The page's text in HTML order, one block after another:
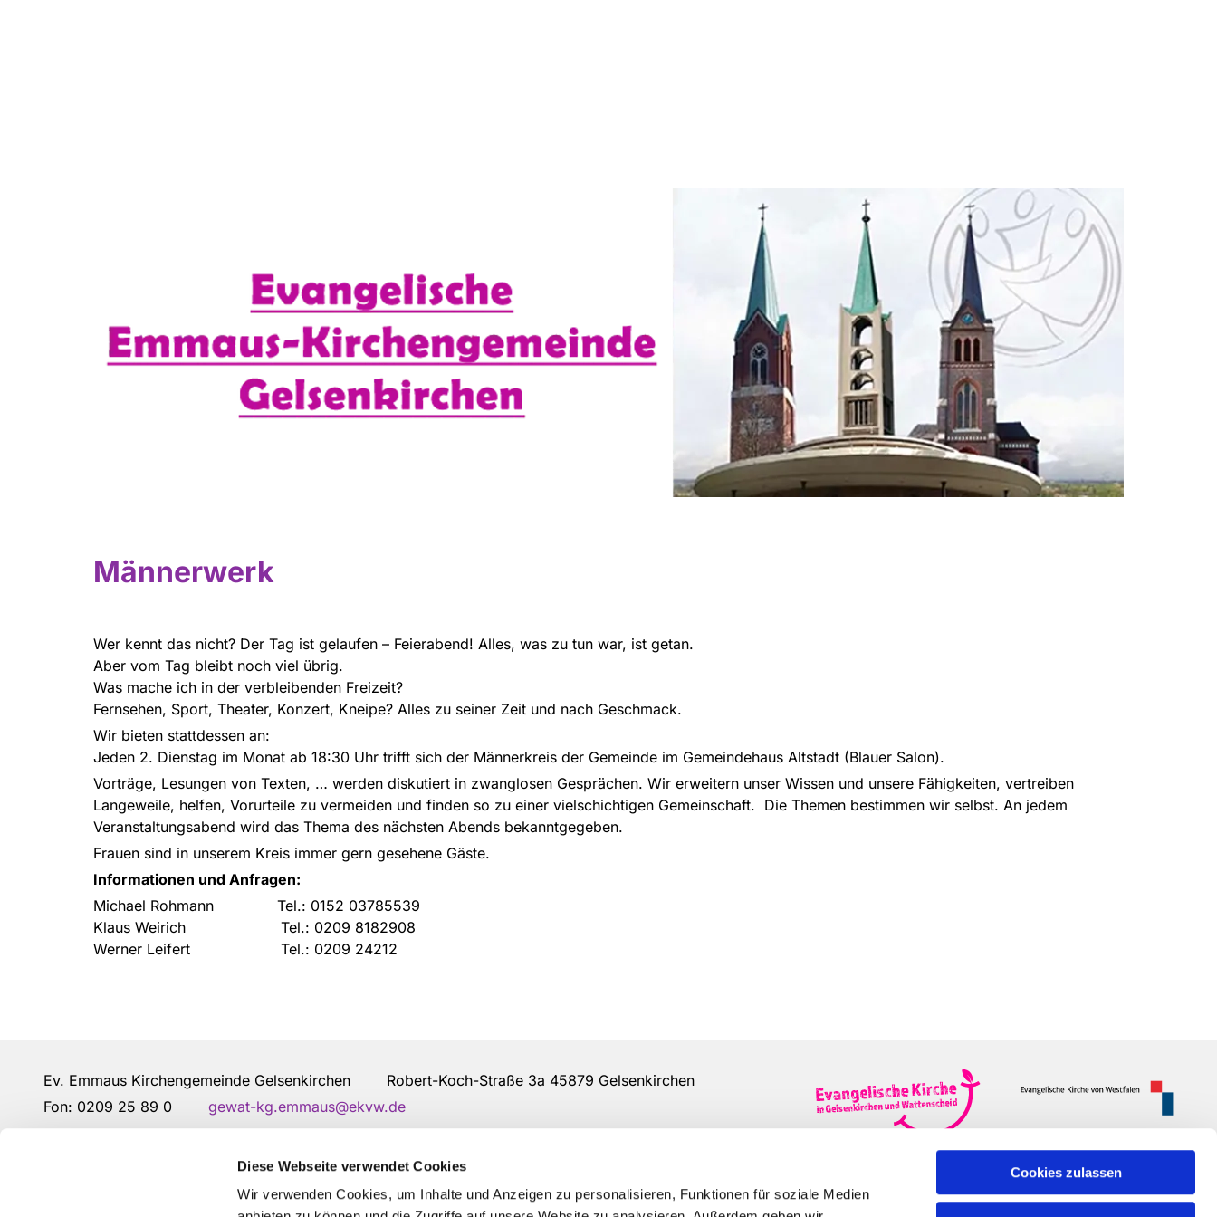
Diese Webseite verwendet Cookies
Wir verwenden Cookies, um Inhalte und Anzeigen zu personalisieren, Funktionen für soziale Medien
Cookies zulassen
Männerwerk
Wer kennt das nicht? Der Tag ist gelaufen – Feierabend! Alles, was zu tun war, ist getan.
Aber vom Tag bleibt noch viel übrig.
Was mache ich in der verbleibenden Freizeit?
Fernsehen, Sport, Theater, Konzert, Kneipe? Alles zu seiner Zeit und nach Geschmack.
Wir bieten stattdessen an:
Jeden 2. Dienstag im Monat ab 18:30 Uhr trifft sich der Männerkreis der Gemeinde im Gemeindehaus Altstadt (Blauer Salon).
Vorträge, Lesungen von Texten, … werden diskutiert in zwanglosen Gesprächen. Wir erweitern unser Wissen und unsere Fähigkeiten, vertreiben
Langeweile, helfen, Vorurteile zu vermeiden und finden so zu einer vielschichtigen Gemeinschaft. Die Themen bestimmen wir selbst. An jedem
Veranstaltungsabend wird das Thema des nächsten Abends bekanntgegeben.
Frauen sind in unserem Kreis immer gern gesehene Gäste.
Informationen und Anfragen:
Michael Rohmann Tel.: 0152 03785539
Klaus Weirich Tel.: 0209 8182908
Werner Leifert Tel.: 0209 24212
Ev. Emmaus Kirchengemeinde Gelsenkirchen Robert-Koch-Straße 3a 45879 Gelsenkirchen
Fon: 0209 25 89 0 gewat-kg.emmaus@ekvw.de